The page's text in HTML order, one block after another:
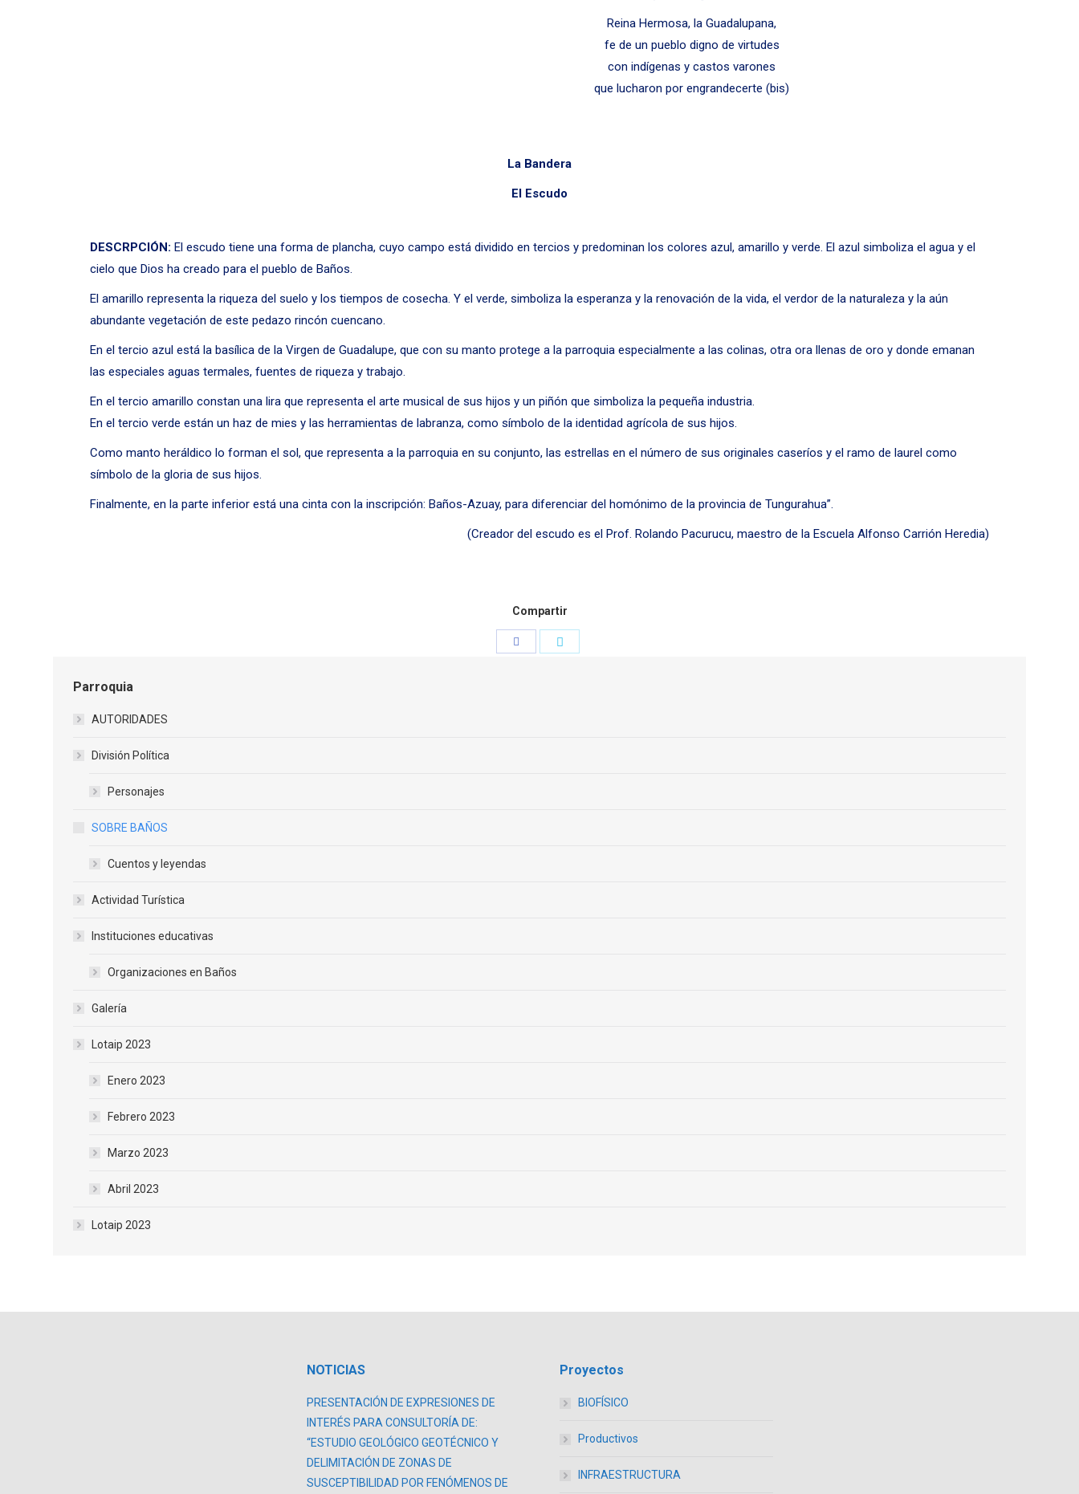
Reina Hermosa, la Guadalupana,
fe de un pueblo digno de virtudes
con indígenas y castos varones
que lucharon por engrandecerte (bis)
La Bandera
El Escudo
DESCRPCIÓN: El escudo tiene una forma de plancha, cuyo campo está dividido en tercios y predominan los colores azul, amarillo y verde. El azul simboliza el agua y el
cielo que Dios ha creado para el pueblo de Baños.
El amarillo representa la riqueza del suelo y los tiempos de cosecha. Y el verde, simboliza la esperanza y la renovación de la vida, el verdor de la naturaleza y la aún
abundante vegetación de este pedazo rincón cuencano.
En el tercio azul está la basílica de la Virgen de Guadalupe, que con su manto protege a la parroquia especialmente a las colinas, otra ora llenas de oro y donde emanan
las especiales aguas termales, fuentes de riqueza y trabajo.
En el tercio amarillo constan una lira que representa el arte musical de sus hijos y un piñón que simboliza la pequeña industria.
En el tercio verde están un haz de mies y las herramientas de labranza, como símbolo de la identidad agrícola de sus hijos.
Como manto heráldico lo forman el sol, que representa a la parroquia en su conjunto, las estrellas en el número de sus originales caseríos y el ramo de laurel como
símbolo de la gloria de sus hijos.
Finalmente, en la parte inferior está una cinta con la inscripción: Baños-Azuay, para diferenciar del homónimo de la provincia de Tungurahua”.
(Creador del escudo es el Prof. Rolando Pacurucu, maestro de la Escuela Alfonso Carrión Heredia)
Compartir
Parroquia
AUTORIDADES
División Política
Personajes
SOBRE BAÑOS
Cuentos y leyendas
Actividad Turística
Instituciones educativas
Organizaciones en Baños
Galería
Lotaip 2023
Enero 2023
Febrero 2023
Marzo 2023
Abril 2023
Lotaip 2023
NOTICIAS
PRESENTACIÓN DE EXPRESIONES DE
INTERÉS PARA CONSULTORÍA DE:
“ESTUDIO GEOLÓGICO GEOTÉCNICO Y
DELIMITACIÓN DE ZONAS DE
SUSCEPTIBILIDAD POR FENÓMENOS DE
Proyectos
BIOFÍSICO
Productivos
INFRAESTRUCTURA